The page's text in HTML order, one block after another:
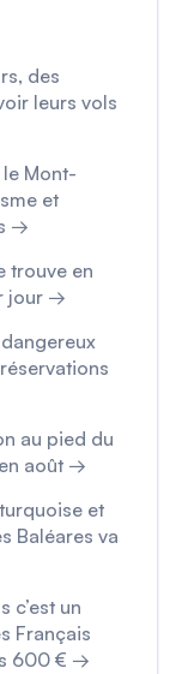
des
leurs vols
Mont-
et
→
trouve en
jour →
au pied du
août →
et
Baléares va
c’est un
Français
600 € →